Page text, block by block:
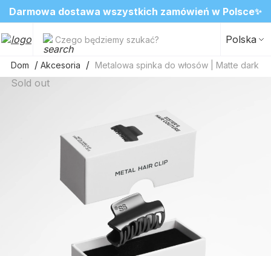
Darmowa dostawa wszystkich zamówień w Polsce✨
2=3 na ulubione zapachy do wnętrz
SALE do -20%✨
❤️ Perfumy Sugar Porn 50 ml znów dostępne
Nowosci✨
Czego będziemy szukać? Polska
Dom Akcesoria Metalowa spinka do włosów | Matte dark
Sold out